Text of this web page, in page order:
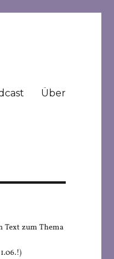
Über
Text zum Thema